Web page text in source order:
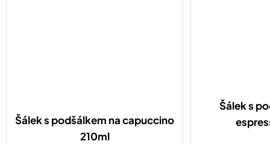
Šálek s podšálkem na capuccino
210ml
Šálek s